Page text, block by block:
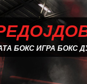
БОКС ИГРА БОКС